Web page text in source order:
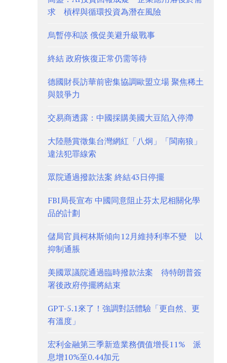
求 槓桿與循環投資為潛在風險
烏暫停和談 俄促美避升級戰事
終結 政府恢復正常仍需等待
德國財長訪華前密集協調歐盟立場 聚焦稀土
與競爭力
交易商透露：中國採購美國大豆陷入停滯
大陸懸賞徵集台灣網紅「八炯」「閩南狼」
違法犯罪線索
眾院通過撥款法案 終結43日停擺
FBI局長宣布 中國同意阻止芬太尼相關化學
品的計劃
儲局官員柯林斯傾向12月維持利率不變 以
抑制通脹
美國眾議院通過臨時撥款法案 待特朗普簽
署後政府停擺將結束
GPT-5.1來了！強調對話體驗「更自然、更
有溫度」
宏利金融第三季新造業務價值增長11% 派
息增10%至0.44加元